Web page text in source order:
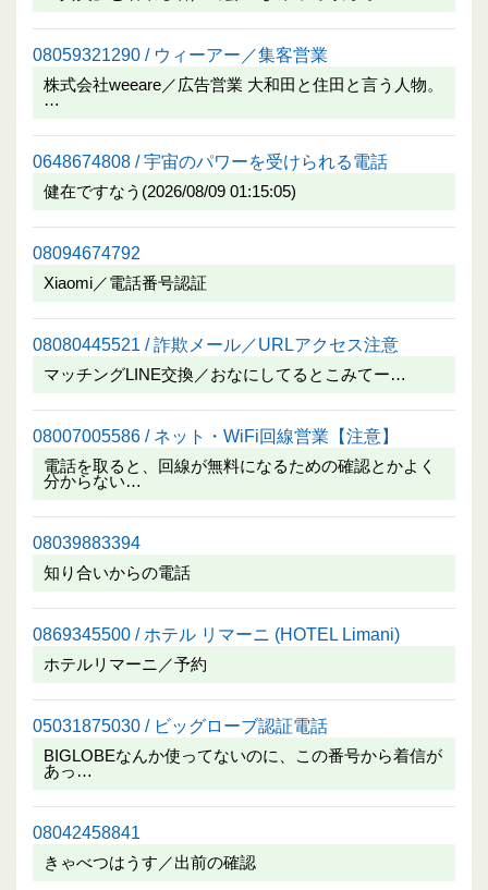
08059321290 / ウィーアー／集客営業
株式会社weeare／広告営業 大和田と住田と言う人物。
…
0648674808 / 宇宙のパワーを受けられる電話
健在ですなう(2026/08/09 01:15:05)
08094674792
Xiaomi／電話番号認証
08080445521 / 詐欺メール／URLアクセス注意
マッチングLINE交換／おなにしてるとこみてー…
08007005586 / ネット・WiFi回線営業【注意】
電話を取ると、回線が無料になるための確認とかよく
分からない…
08039883394
知り合いからの電話
0869345500 / ホテル リマーニ (HOTEL Limani)
ホテルリマーニ／予約
05031875030 / ビッグローブ認証電話
BIGLOBEなんか使ってないのに、この番号から着信が
あっ…
08042458841
きゃべつはうす／出前の確認